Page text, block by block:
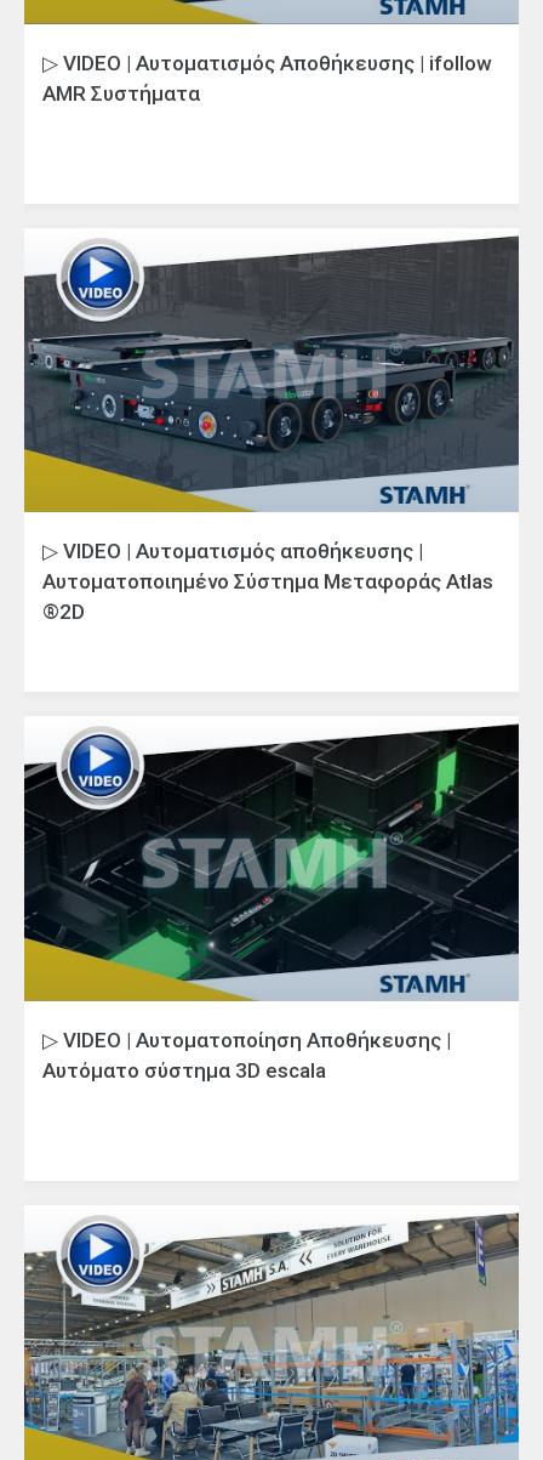
▷ VIDEO | Αυτοματισμός Αποθήκευσης | ifollow
AMR Συστήματα
▷ VIDEO | Αυτοματισμός αποθήκευσης |
Αυτοματοποιημένο Σύστημα Μεταφοράς Atlas
®2D
▷ VIDEO | Αυτοματοποίηση Αποθήκευσης |
Αυτόματο σύστημα 3D escala